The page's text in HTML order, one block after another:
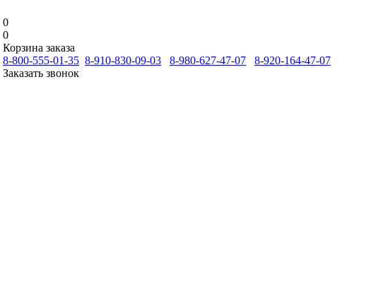
0
0
Корзина заказа
8-800-555-01-35 8-910-830-09-03 8-980-627-47-07
8-920-164-47-07
Заказать звонок